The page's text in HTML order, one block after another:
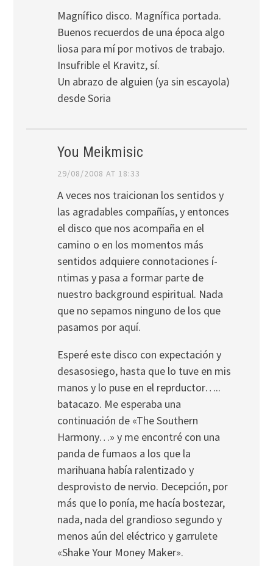
Magní­fico disco. Magní­fica portada.
Buenos recuerdos de una época algo
liosa para mí­ por motivos de trabajo.
Insufrible el Kravitz, sí­.
Un abrazo de alguien (ya sin escayola)
desde Soria
You Meikmisic
29/08/2008 AT 18:33
A veces nos traicionan los sentidos y
las agradables compañí­as, y entonces
el disco que nos acompaña en el
camino o en los momentos más
sentidos adquiere connotaciones í­
ntimas y pasa a formar parte de
nuestro background espiritual. Nada
que no sepamos ninguno de los que
pasamos por aquí­.
Esperé este disco con expectación y
desasosiego, hasta que lo tuve en mis
manos y lo puse en el reprductor…..
batacazo. Me esperaba una
continuación de «The Southern
Harmony…» y me encontré con una
panda de fumaos a los que la
marihuana habí­a ralentizado y
desprovisto de nervio. Decepción, por
más que lo poní­a, me hací­a bostezar,
nada, nada del grandioso segundo y
menos aún del eléctrico y garrulete
«Shake Your Money Maker».